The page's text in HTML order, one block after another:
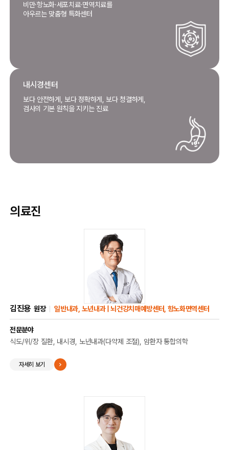
비만·항노화·세포치료·면역치료를
아우르는 맞춤형 특화센터
내시경센터
보다 안전하게, 보다 정확하게, 보다 청결하게,
검사의 기본 원칙을 지키는 진료
의료진
김진용 원장 일반내과, 노년내과 | 뇌건강치매예방센터, 항노화면역센터
전문분야
식도/위/장 질환, 내시경, 노년내과(다약제 조절), 암환자 통합의학
자세히 보기